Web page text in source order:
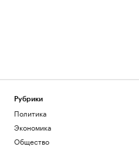
Рубрики
Политика
Экономика
Общество